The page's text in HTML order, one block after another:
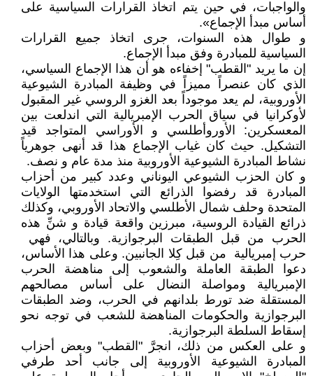
والواجبات، في حين يتم اتخاذ القرارات السياسية على
أساس مبدأ الإجماع».
و طوال هذه السنوات، جرى اتخاذ جميع القرارات
السياسية للمبادرة وفق مبدأ الإجماع.
إن ما يريد "القطب" إخفاءه هو أن هذا الإجماع السياسي،
الذي كان عنصراً مميزاً في وظيفة المبادرة الشيوعية
الأوروبية، لم يعد موجوداً بعد الغزو الروسي غير المقبول
لأوكرانيا في سياق الحرب الإمبريالية التي اندلعت بين
المعسكرين: الأوروأطلسي و الأوراسي المتواجد قيد
التشكيل. حيث كان غياب الإجماع هذا قد أنهى جوهرياً
نشاط المبادرة الشيوعية اﻷوروبية منذ مدة عام و نصف.
و كان الحزب الشيوعي اليوناني وعدد كبير من أحزاب
المبادرة قد رفضوا الذرائع التي استخدمتها الولايات
المتحدة وحلف شمال الأطلسي والاتحاد الأوروبي، وكذلك
ذرائع القيادة الروسية، مبرزين واقعة قيادة و شنِّ هذه
الحرب من قبل الطبقات البرجوازية. وبالتالي، فهي
حرب إمبريالية من قبل كِلا الجانبين. وعلى هذا الأساس،
دعوا الطبقة العاملة والشعوب إلى مناهضة الحرب
الإمبريالية ومواصلة النضال على أساس مصالحهم
المستقلة ضد تورط بلدانهم في الحرب، وضد الطبقات
البرجوازية والحكومات المناهضة للشعب في توجه نحو
إسقاط السلطة البرجوازية.
و على العكس من ذلك، انجرَّ "القطب" وبعض أحزاب
المبادرة الشيوعية الأوروبية إلى جانب أحد طرفي